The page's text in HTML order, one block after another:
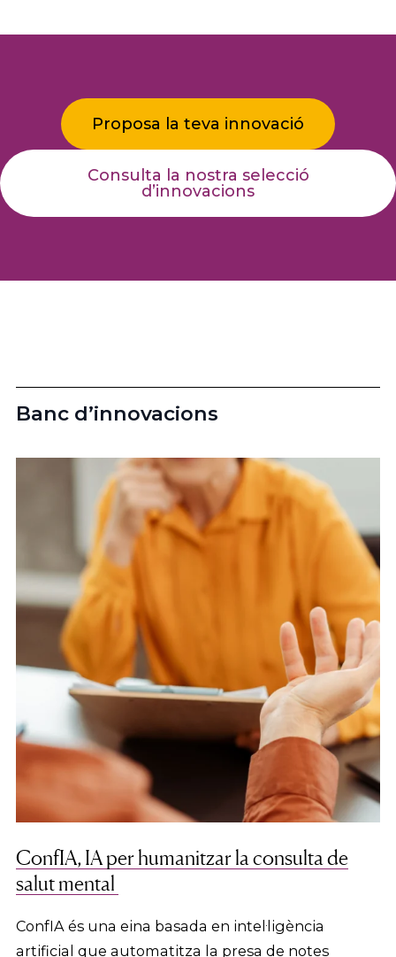
Proposa la teva innovació
Consulta la nostra selecció
d’innovacions
Banc d’innovacions
ConfIA, IA per humanitzar la consulta de
salut mental
ConfIA és una eina basada en intel·ligència
artificial que automatitza la presa de notes